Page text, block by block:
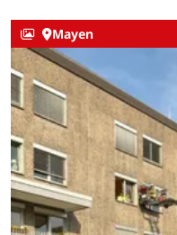
Mayen